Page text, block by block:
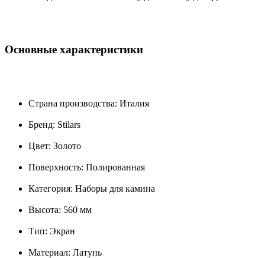
Основные характеристики
Страна производства: Италия
Бренд: Stilars
Цвет: Золото
Поверхность: Полированная
Категория: Наборы для камина
Высота: 560 мм
Тип: Экран
Материал: Латунь